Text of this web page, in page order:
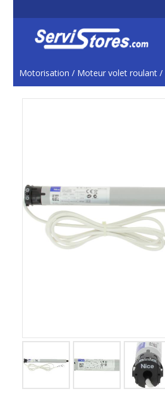
Motorisation / Moteur volet roulant /